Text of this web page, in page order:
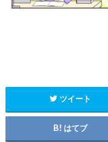
ツイート
はてブ